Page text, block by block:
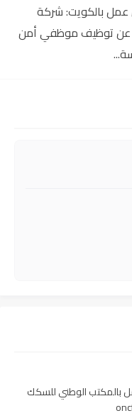
بالكويت: شركة
عن توظيف موظفي أمن
بالمكتب الوطني للسكك